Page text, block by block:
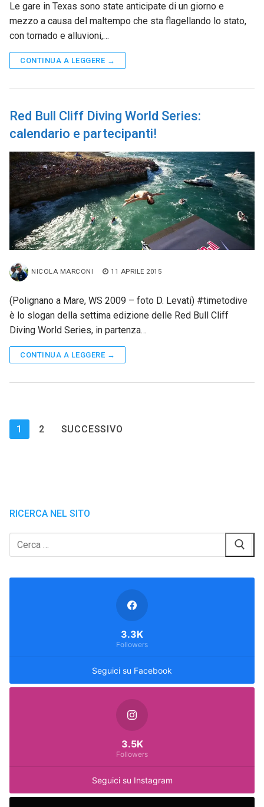
Le gare in Texas sono state anticipate di un giorno e
mezzo a causa del maltempo che sta flagellando lo stato,
con tornado e alluvioni,…
CONTINUA A LEGGERE →
Red Bull Cliff Diving World Series:
calendario e partecipanti!
NICOLA MARCONI 11 APRILE 2015
(Polignano a Mare, WS 2009 – foto D. Levati) #timetodive
è lo slogan della settima edizione delle Red Bull Cliff
Diving World Series, in partenza…
CONTINUA A LEGGERE →
Paginazione
degli
1 2 SUCCESSIVO
RICERCA NEL SITO
Cerca:
Seguici su Facebook
3.3K
Followers
Seguici su Instagram
3.5K
Followers